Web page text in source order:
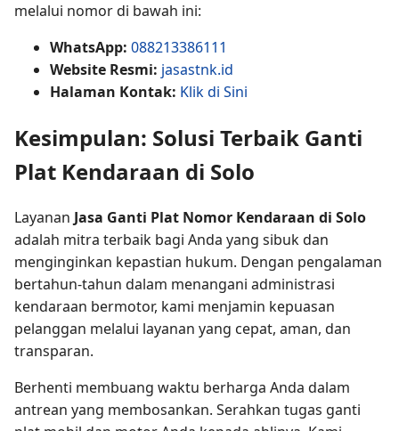
melalui nomor di bawah ini:
WhatsApp: 088213386111
Website Resmi: jasastnk.id
Halaman Kontak: Klik di Sini
Kesimpulan: Solusi Terbaik Ganti
Plat Kendaraan di Solo
Layanan Jasa Ganti Plat Nomor Kendaraan di Solo
adalah mitra terbaik bagi Anda yang sibuk dan
menginginkan kepastian hukum. Dengan pengalaman
bertahun-tahun dalam menangani administrasi
kendaraan bermotor, kami menjamin kepuasan
pelanggan melalui layanan yang cepat, aman, dan
transparan.
Berhenti membuang waktu berharga Anda dalam
antrean yang membosankan. Serahkan tugas ganti